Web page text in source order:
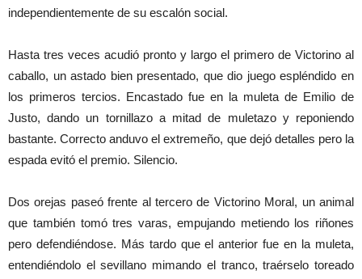
independientemente de su escalón social.
Hasta tres veces acudió pronto y largo el primero de Victorino al
caballo, un astado bien presentado, que dio juego espléndido en
los primeros tercios. Encastado fue en la muleta de Emilio de
Justo, dando un tornillazo a mitad de muletazo y reponiendo
bastante. Correcto anduvo el extremeño, que dejó detalles pero la
espada evitó el premio. Silencio.
Dos orejas paseó frente al tercero de Victorino Moral, un animal
que también tomó tres varas, empujando metiendo los riñones
pero defendiéndose. Más tardo que el anterior fue en la muleta,
entendiéndolo el sevillano mimando el tranco, traérselo toreado